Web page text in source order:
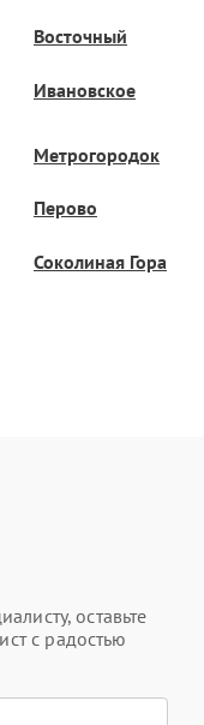
Восточный
Ивановское
Метрогородок
Перово
Соколиная Гора
оставьте
с радостью